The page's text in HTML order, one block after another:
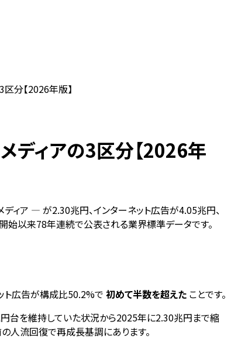
分【2026年版】
ディアの3区分【2026年
ィア — が2.30兆円、インターネット広告が4.05兆円、
始以来78年連続で公表される業界標準データです。
ト広告が構成比50.2%で 初めて半数を超えた ことです。
台を維持していた状況から2025年に2.30兆円まで縮
人流回復で再成長基調にあります。